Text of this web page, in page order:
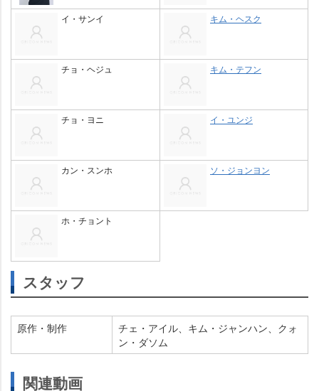
イ・サンイ キム・ヘスク
チョ・ヘジュ キム・テフン
チョ・ヨニ イ・ユンジ
カン・スンホ ソ・ジョンヨン
ホ・チョント
スタッフ
原作・制作
チェ・アイル、キム・ジャンハン、クォ
ン・ダソム
関連動画